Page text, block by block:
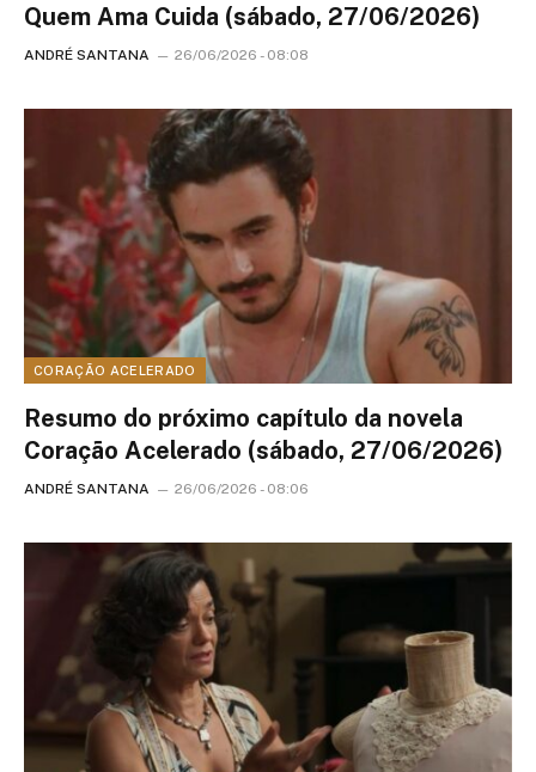
Quem Ama Cuida (sábado, 27/06/2026)
ANDRÉ SANTANA 26/06/2026 - 08:08
CORAÇÃO ACELERADO
Resumo do próximo capítulo da novela
Coração Acelerado (sábado, 27/06/2026)
ANDRÉ SANTANA 26/06/2026 - 08:06